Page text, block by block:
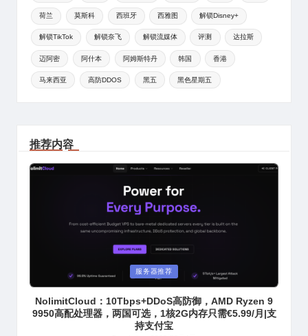
荷兰 莫斯科 西班牙 西雅图 解锁Disney+
解锁TikTok 解锁奈飞 解锁流媒体 评测 达拉斯
迈阿密 阿什本 阿姆斯特丹 韩国 香港
马来西亚 高防DDOS 黑五 黑色星期五
推荐内容
Posted
in
服务器推荐
NolimitCloud：10Tbps+DDoS高防御，AMD Ryzen 9
9950高配处理器，两国可选，1核2G内存只需€5.99/月|支
持支付宝